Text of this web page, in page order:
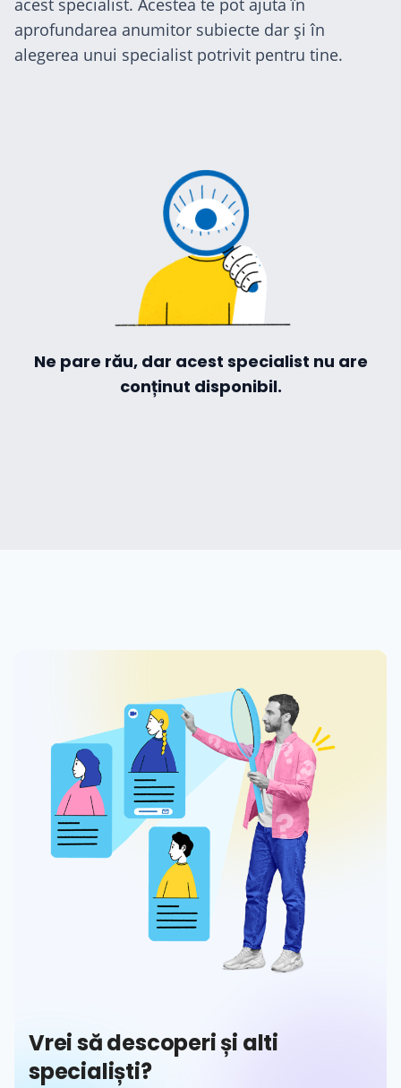
acest specialist. Acestea te pot ajuta în
aprofundarea anumitor subiecte dar și în
alegerea unui specialist potrivit pentru tine.
Ne pare rău, dar acest specialist nu are
conținut disponibil.
Vrei să descoperi și alti
specialiști?